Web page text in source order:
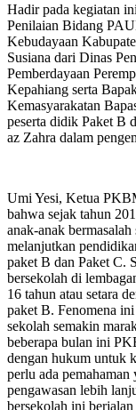
Hadir pada kegiatan
Penilaian Bidang
Kebudayaan
Susiana dari Dinas
Pemberdayaan
Kepahiang serta
Kemasyarakatan
peserta didik Paket B
az Zahra dalam
Umi Yesi, Ketua
bahwa sejak tahun
anak-anak
melanjutkan
paket B dan Paket C.
bersekolah di
16 tahun atau setara
paket B. Fenomena
sekolah semakin
beberapa bulan ini
dengan hukum untuk
perlu ada pemahaman
pengawasan lebih
bersekolah ini